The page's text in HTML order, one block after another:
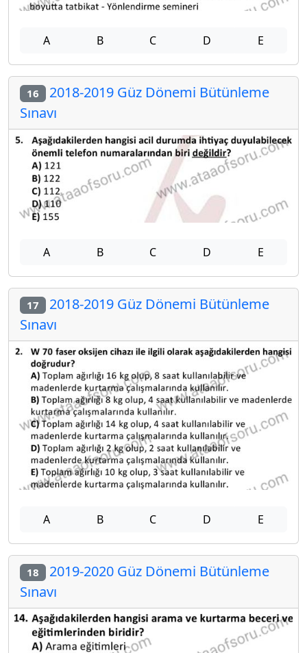
A B C D E
16 2018-2019 Güz Dönemi Bütünleme
Sınavı
A B C D E
17 2018-2019 Güz Dönemi Bütünleme
Sınavı
A B C D E
18 2019-2020 Güz Dönemi Bütünleme
Sınavı